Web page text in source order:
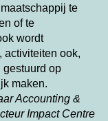
te
of te
wordt
activiteiten ook,
gestuurd op
maken.
Accounting &
Impact Centre